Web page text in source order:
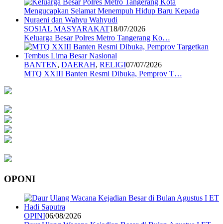
SOSIAL MASYARAKAT18/07/2026
Keluarga Besar Polres Metro Tangerang Ko…
BANTEN, DAERAH, RELIGI07/07/2026
MTQ XXIII Banten Resmi Dibuka, Pemprov T…
OPONI
OPINI06/08/2026